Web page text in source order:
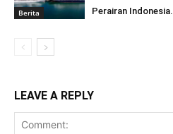
Berita
Perairan Indonesia.
LEAVE A REPLY